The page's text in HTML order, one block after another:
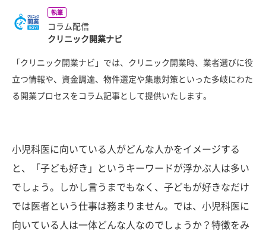
執筆
コラム配信
クリニック開業ナビ
「クリニック開業ナビ」では、クリニック開業時、業者選びに役
立つ情報や、資金調達、物件選定や集患対策といった多岐にわた
る開業プロセスをコラム記事として提供いたします。
小児科医に向いている人がどんな人かをイメージする
と、「子ども好き」というキーワードが浮かぶ人は多い
でしょう。しかし言うまでもなく、子どもが好きなだけ
では医者という仕事は務まりません。では、小児科医に
向いている人は一体どんな人なのでしょうか？特徴をみ